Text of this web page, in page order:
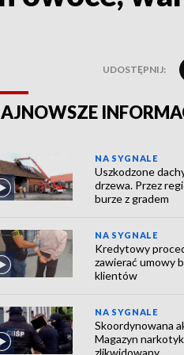
UDOSTĘPNIJ:
NA SYGNALE
Uszkodzone
drzewa. Przez
burze z gradem
NA SYGNALE
Kredytowy
zawierać umowy
klientów
NA SYGNALE
Skoordynowana
Magazyn
zlikwidowany